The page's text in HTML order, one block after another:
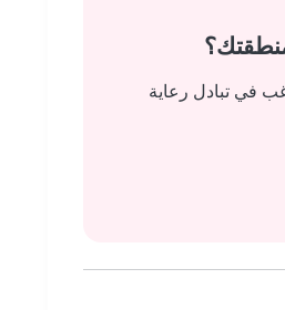
في تبادل رعاية